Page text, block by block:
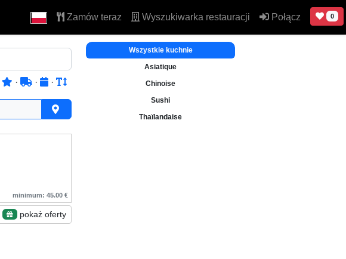
Zamów teraz Wyszukiwarka restauracji Połącz 0
· · ·
minimum: 45.00 €
pokaż oferty
Wszystkie kuchnie
Asiatique
Chinoise
Sushi
Thaïlandaise